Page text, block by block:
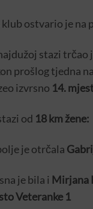
klub ostvario je na
stazi trčao
prošlog tjedna
izvrsno 14.
od 18 km žene:
je otrčala
je bila i Mirjana
Veteranke 1